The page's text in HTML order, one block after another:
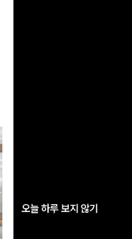
오늘 하루 보지 않기